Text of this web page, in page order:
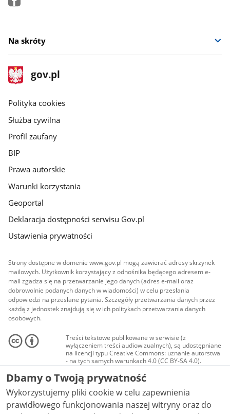
Na skróty
stopka
gov.pl
Strona
gov.pl
gov.pl
Polityka cookies
Służba cywilna
Profil zaufany
BIP
Prawa autorskie
Warunki korzystania
Geoportal
Deklaracja dostępności serwisu Gov.pl
Ustawienia prywatności
Strony dostępne w domenie www.gov.pl mogą zawierać adresy skrzynek
mailowych. Użytkownik korzystający z odnośnika będącego adresem e-
mail zgadza się na przetwarzanie jego danych (adres e-mail oraz
dobrowolnie podanych danych w wiadomości) w celu przesłania
odpowiedzi na przesłane pytania. Szczegóły przetwarzania danych przez
każdą z jednostek znajdują się w ich politykach przetwarzania danych
osobowych.
Treści tekstowe publikowane w serwisie (z
wyłączeniem treści audiowizualnych), są udostępniane
na licencji typu Creative Commons: uznanie autorstwa
- na tych samych warunkach 4.0 (CC BY-SA 4.0).
Materiały audiowizualne, w tym zdjęcia, materiały
audio i wideo, są udostępniane na licencji typu
Creative Commons: uznanie autorstwa użycie
niekomercyjne - bez utworów zależnych 4.0 (CC BY-
NC-ND 4.0), o ile nie jest to stwierdzone inaczej.
Dbamy o Twoją prywatność
Wykorzystujemy pliki cookie w celu zapewnienia
prawidłowego funkcjonowania naszej witryny oraz do